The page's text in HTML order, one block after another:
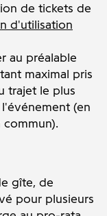
de tickets de
d'utilisation
au préalable
maximal pris
trajet le plus
(en
gîte, de
pour plusieurs